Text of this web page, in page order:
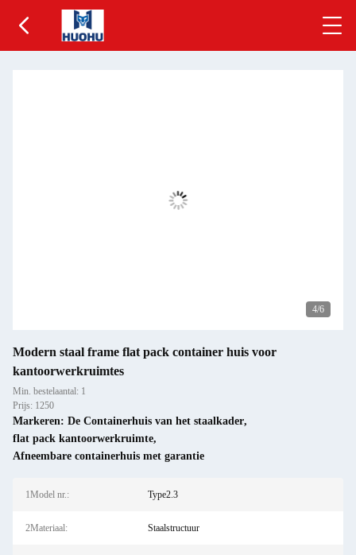
5/6
Modern staal frame flat pack container huis voor
kantoorwerkruimtes
Min. bestelaantal: 1
Prijs: 1250
Markeren: De Containerhuis van het staalkader,
flat pack kantoorwerkruimte,
Afneembare containerhuis met garantie
1Model nr.: Type2.3
2Materiaal: Staalstructuur